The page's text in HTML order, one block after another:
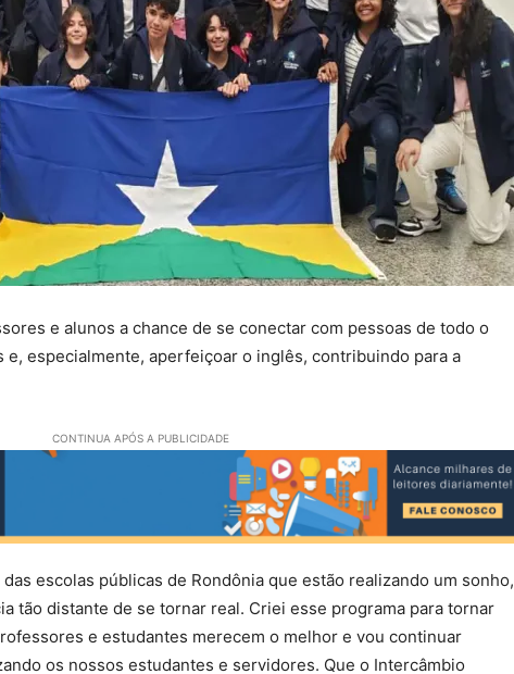
e alunos a chance de se conectar com pessoas de todo o
e, especialmente, aperfeiçoar o inglês, contribuindo para a
CONTINUA APÓS A PUBLICIDADE
escolas públicas de Rondônia que estão realizando um sonho,
tão distante de se tornar real. Criei esse programa para tornar
e estudantes merecem o melhor e vou continuar
os nossos estudantes e servidores. Que o Intercâmbio